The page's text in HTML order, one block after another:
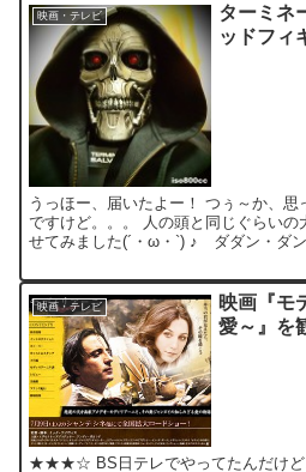
映画・テレビ
ターミネ
ッドフィ
うっほー、届いたよー！ つぅ～か、
ですけど。。。 人の頭と同じぐらい
せてみました(´・ω・`) ♪ ダダン・ダン
映画・テレビ
映画『モ
愛～』を
★★★☆ BS日テレでやってたんだけど